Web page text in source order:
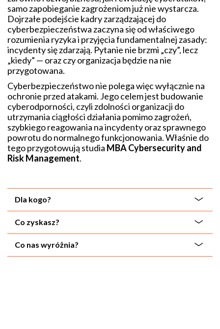
samo zapobieganie zagrożeniom już nie wystarcza.
Dojrzałe podejście kadry zarządzającej do
cyberbezpieczeństwa zaczyna się od właściwego
rozumienia ryzyka i przyjęcia fundamentalnej zasady:
incydenty się zdarzają. Pytanie nie brzmi „czy”, lecz
„kiedy” — oraz czy organizacja będzie na nie
przygotowana.
Cyberbezpieczeństwo nie polega więc wyłącznie na
ochronie przed atakami. Jego celem jest budowanie
cyberodporności, czyli zdolności organizacji do
utrzymania ciągłości działania pomimo zagrożeń,
szybkiego reagowania na incydenty oraz sprawnego
powrotu do normalnego funkcjonowania. Właśnie do
tego przygotowują studia MBA Cybersecurity and
Risk Management.
Dla kogo?
Co zyskasz?
Co nas wyróżnia?